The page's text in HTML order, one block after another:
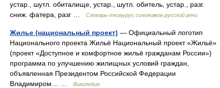
устар., шутл. обиталище, устар., шутл. обитель, устар., разг.
сниж. фатера, разг …
Словарь-тезаурус синонимов русской речи
Жилье (национальный проект) — Официальный логотип
Национального проекта Жильё Национальный проект «Жильё»
(проект «Доступное и комфортное жильё гражданам России»)
программа по улучшению жилищных условий граждан,
объявленная Президентом Российской Федерации
Владимиром… …
Википедия